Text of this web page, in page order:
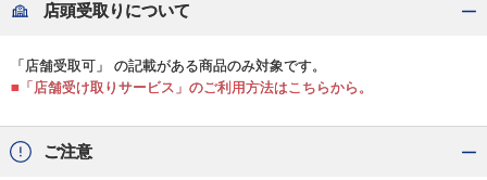
店頭受取りについて
「店舗受取可」 の記載がある商品のみ対象です。
■「店舗受け取りサービス」のご利用方法はこちらから。
ご注意